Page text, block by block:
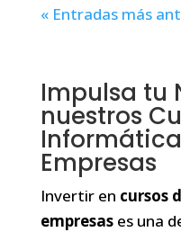
« Entradas más
Impulsa tu
nuestros
Empresas
Invertir en cursos
empresases una